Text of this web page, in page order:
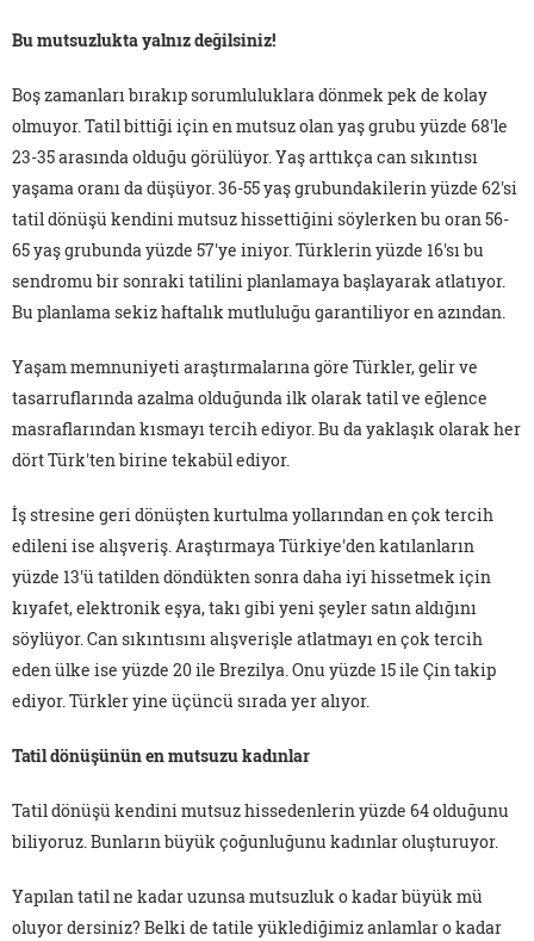
Bu mutsuzlukta yalnız değilsiniz!
Boş zamanları bırakıp sorumluluklara dönmek pek de kolay
olmuyor. Tatil bittiği için en mutsuz olan yaş grubu yüzde 68'le
23-35 arasında olduğu görülüyor. Yaş arttıkça can sıkıntısı
yaşama oranı da düşüyor. 36-55 yaş grubundakilerin yüzde 62'si
tatil dönüşü kendini mutsuz hissettiğini söylerken bu oran 56-
65 yaş grubunda yüzde 57'ye iniyor. Türklerin yüzde 16'sı bu
sendromu bir sonraki tatilini planlamaya başlayarak atlatıyor.
Bu planlama sekiz haftalık mutluluğu garantiliyor en azından.
Yaşam memnuniyeti araştırmalarına göre Türkler, gelir ve
tasarruflarında azalma olduğunda ilk olarak tatil ve eğlence
masraflarından kısmayı tercih ediyor. Bu da yaklaşık olarak her
dört Türk'ten birine tekabül ediyor.
İş stresine geri dönüşten kurtulma yollarından en çok tercih
edileni ise alışveriş. Araştırmaya Türkiye'den katılanların
yüzde 13'ü tatilden döndükten sonra daha iyi hissetmek için
kıyafet, elektronik eşya, takı gibi yeni şeyler satın aldığını
söylüyor. Can sıkıntısını alışverişle atlatmayı en çok tercih
eden ülke ise yüzde 20 ile Brezilya. Onu yüzde 15 ile Çin takip
ediyor. Türkler yine üçüncü sırada yer alıyor.
Tatil dönüşünün en mutsuzu kadınlar
Tatil dönüşü kendini mutsuz hissedenlerin yüzde 64 olduğunu
biliyoruz. Bunların büyük çoğunluğunu kadınlar oluşturuyor.
Yapılan tatil ne kadar uzunsa mutsuzluk o kadar büyük mü
oluyor dersiniz? Belki de tatile yüklediğimiz anlamlar o kadar